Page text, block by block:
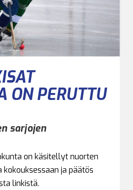
ON PERUTTU
sarjojen
on käsitellyt nuorten
ja päätös
linkistä.